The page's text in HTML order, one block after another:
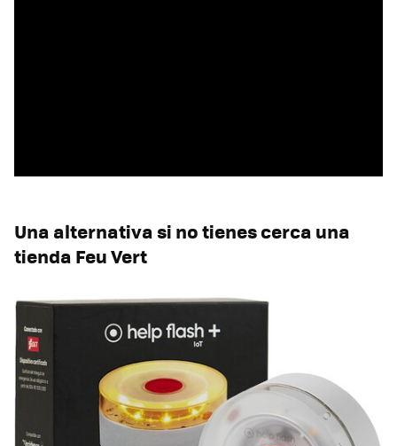
Una alternativa si no tienes cerca una
tienda Feu Vert